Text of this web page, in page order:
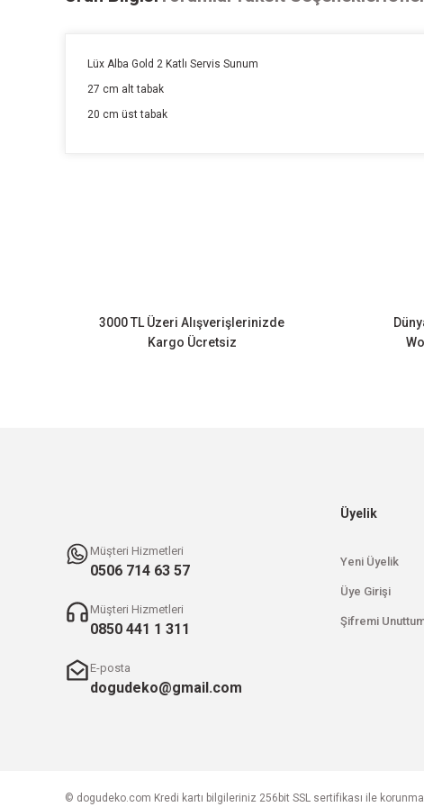
Lüx Alba Gold 2 Katlı Servis Sunum
27 cm alt tabak
20 cm üst tabak
Ürün fiyatı diğer sitelerden daha pahalı.
Bu ürüne benzer farklı alternatifler olmalı.
3000 TL Üzeri Alışverişlerinizde
Kargo Ücretsiz
Müşteri Hizmetleri
0506 714 63 57
Müşteri Hizmetleri
0850 441 1 311
E-posta
dogudeko@gmail.com
Üyelik
Yeni Üyelik
Üye Girişi
Şifremi
© dogudeko.com Kredi kartı bilgileriniz 256bit SSL sertifikası ile